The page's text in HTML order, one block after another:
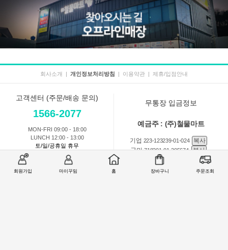
회원가입 마이꾸밈 홈 장바구니 주문조회
회사소개 | 개인정보처리방침 | 이용약관 | 제휴/입점안내
고객센터 (주문/배송 문의)
1566-2077
MON-FRI 09:00 - 18:00
LUNCH 12:00 - 13:00
토/일/공휴일 휴무
무통장 입금정보
예금주 : (주)철물마트
기업 223-123239-01-024
복사
국민718201-01-205674
복사
301-0168-3882-11 복사